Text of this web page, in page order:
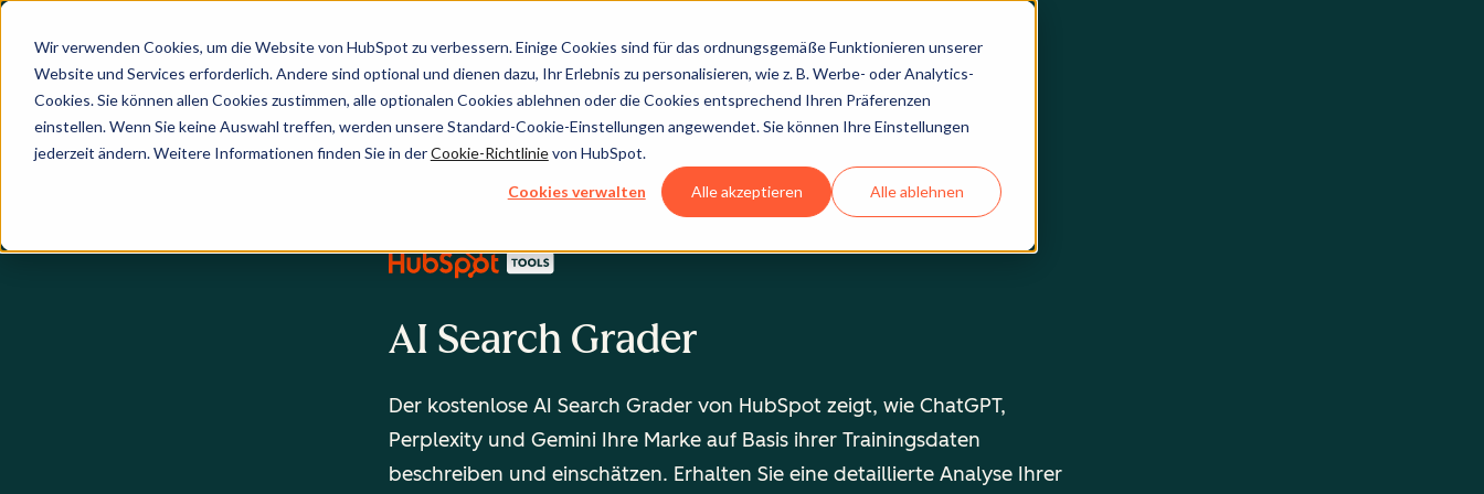
Wir verwenden Cookies, um die Website von HubSpot zu verbessern. Einige Cookies sind für das ordnungsgemäße Funktionieren unserer
Website und Services erforderlich. Andere sind optional und dienen dazu, Ihr Erlebnis zu personalisieren, wie z. B. Werbe- oder Analytics-
Cookies. Sie können allen Cookies zustimmen, alle optionalen Cookies ablehnen oder die Cookies entsprechend Ihren Präferenzen
einstellen. Wenn Sie keine Auswahl treffen, werden unsere Standard-Cookie-Einstellungen angewendet. Sie können Ihre Einstellungen
jederzeit ändern. Weitere Informationen finden Sie in derCookie-Richtlinievon HubSpot.
Cookies verwalten Alle akzeptieren Alle ablehnen
AI Search Grader
Der kostenlose AI Search Grader von HubSpot zeigt, wie ChatGPT,
Perplexity und Gemini Ihre Marke auf Basis ihrer Trainingsdaten
beschreiben und einschätzen. Erhalten Sie eine detaillierte Analyse Ihrer